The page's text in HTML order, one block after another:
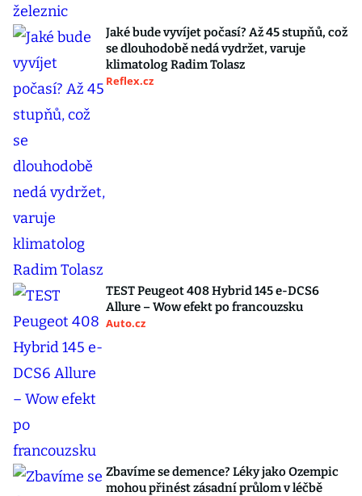
Jaké bude vyvíjet počasí? Až 45 stupňů, což
se dlouhodobě nedá vydržet, varuje
klimatolog Radim Tolasz
Reflex.cz
TEST Peugeot 408 Hybrid 145 e-DCS6
Allure – Wow efekt po francouzsku
Auto.cz
Zbavíme se demence? Léky jako Ozempic
mohou přinést zásadní průlom v léčbě